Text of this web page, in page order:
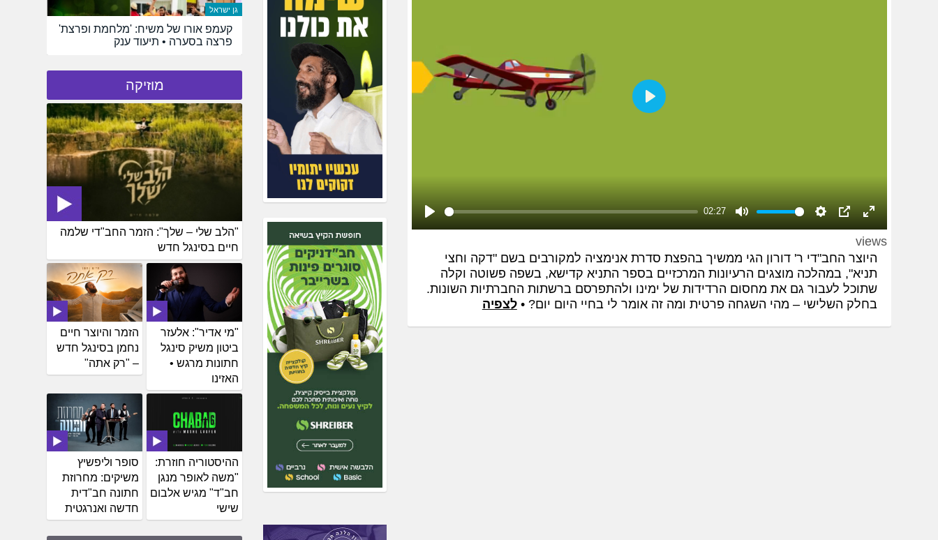
02:27
fullscreen
Play
views
היוצר החב"די ר' דורון הגי ממשיך בהפצת סדרת אנימציה למקורבים בשם "דקה וחצי
תניא", במהלכה מוצגים הרעיונות המרכזיים בספר התניא קדישא, בשפה פשוטה וקלה
שתוכל לעבור גם את מחסום הרדידות של ימינו ולהתפרסם ברשתות החברתיות השונות.
בחלק השלישי – מהי השגחה פרטית ומה זה אומר לי בחיי היום יום? •לצפיה
גן ישראל
קעמפ אורו של משיח: 'מלחמת ופרצת'
פרצה בסערה • תיעוד ענק
מוזיקה
"הלב שלי – שלך": הזמר החב"די שלמה
חיים בסינגל חדש
הזמר והיוצר חיים
נחמן בסינגל חדש
– "רק אתה"
"מי אדיר": אלעזר
ביטון משיק סינגל
חתונות מרגש •
האזינו
סופר וליפשיץ
משיקים: מחרוזת
חתונה חב"דית
חדשה ואנרגטית
ההיסטוריה חוזרת:
"משה לאופר מנגן
חב"ד" מגיש אלבום
שישי